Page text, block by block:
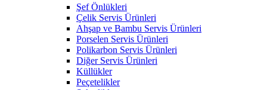
Şef Önlükleri
Çelik Servis Ürünleri
Ahşap ve Bambu Servis Ürünleri
Porselen Servis Ürünleri
Polikarbon Servis Ürünleri
Diğer Servis Ürünleri
Küllükler
Peçetelikler